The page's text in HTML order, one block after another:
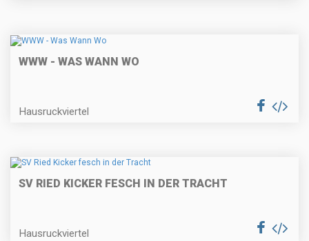
WWW - WAS WANN WO
Hausruckviertel
SV RIED KICKER FESCH IN DER TRACHT
Hausruckviertel